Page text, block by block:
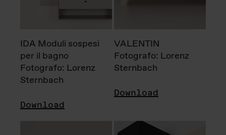
IDA Moduli sospesi
per il bagno
Fotografo: Lorenz
Sternbach
Download
VALENTIN
Fotografo: Lorenz
Sternbach
Download